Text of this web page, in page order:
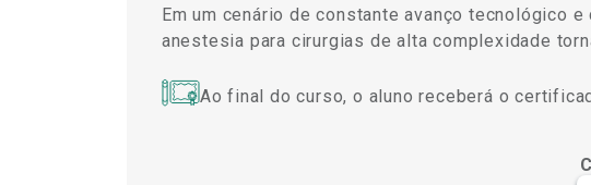
Em um cenário de constante avanço tecnológico
anestesia para cirurgias de alta complexidade
Ao final do curso, o aluno receberá o